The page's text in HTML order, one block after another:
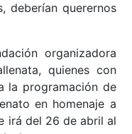
deberían querernos
organizadora
quienes con
la programación de
en homenaje a
irá del 26 de abril al